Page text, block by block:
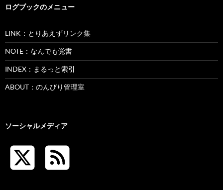
ログブックのメニュー
LINK：とりあえずリンク集
NOTE：なんでも覚書
INDEX：まるっと索引
ABOUT：のんびり管理室
ソーシャルメディア